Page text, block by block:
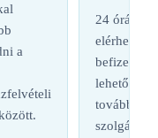
a
24 órás
befizetési
lehetőség
további